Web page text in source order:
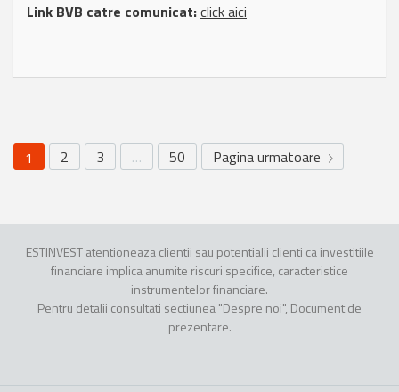
Link BVB catre comunicat:click aici
1 2 3 … 50 Pagina urmatoare
ESTINVEST atentioneaza clientii sau potentialii clienti ca investitiile
financiare implica anumite riscuri specifice, caracteristice
instrumentelor financiare.
Pentru detalii consultati sectiunea "Despre noi", Document de
prezentare.